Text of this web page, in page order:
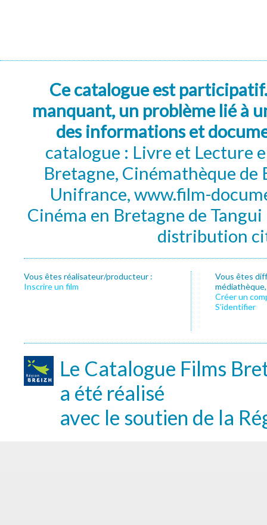
Ce catalogue est
manquant, un problème lié à
des informations et
catalogue : Livre et Lecture
Bretagne, Cinémathèque de
Unifrance, www.film-
Cinéma en Bretagne de
distribution
Vous êtes réalisateur/producteur :
Inscrire un film
Vous êtes
Créer un
S’identifier
Le Catalogue Films
a été réalisé
avec le soutien de la